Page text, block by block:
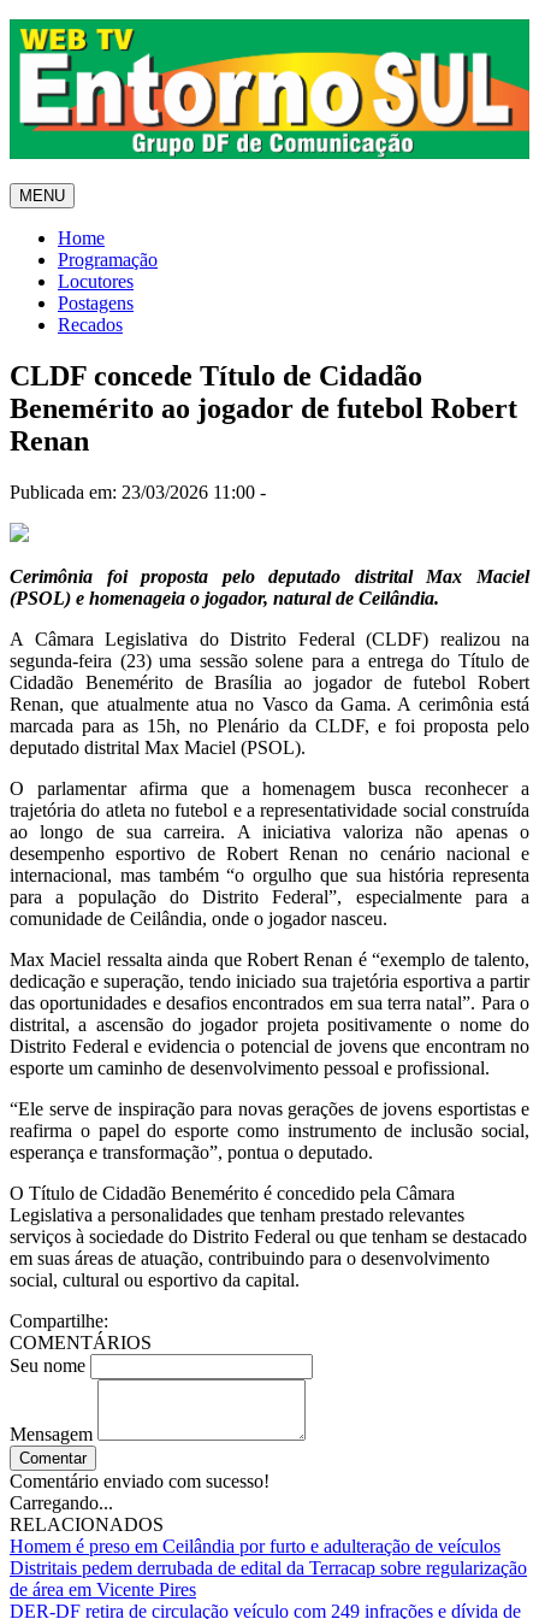
MENU
Home
Programação
Locutores
Postagens
Recados
CLDF concede Título de Cidadão
Benemérito ao jogador de futebol Robert
Renan
Publicada em: 23/03/2026 11:00 -
Cerimônia foi proposta pelo deputado distrital Max Maciel
(PSOL) e homenageia o jogador, natural de Ceilândia.
A Câmara Legislativa do Distrito Federal (CLDF) realizou na
segunda-feira (23) uma sessão solene para a entrega do Título de
Cidadão Benemérito de Brasília ao jogador de futebol Robert
Renan, que atualmente atua no Vasco da Gama. A cerimônia está
marcada para as 15h, no Plenário da CLDF, e foi proposta pelo
deputado distrital Max Maciel (PSOL).
O parlamentar afirma que a homenagem busca reconhecer a
trajetória do atleta no futebol e a representatividade social construída
ao longo de sua carreira. A iniciativa valoriza não apenas o
desempenho esportivo de Robert Renan no cenário nacional e
internacional, mas também “o orgulho que sua história representa
para a população do Distrito Federal”, especialmente para a
comunidade de Ceilândia, onde o jogador nasceu.
Max Maciel ressalta ainda que Robert Renan é “exemplo de talento,
dedicação e superação, tendo iniciado sua trajetória esportiva a partir
das oportunidades e desafios encontrados em sua terra natal”. Para o
distrital, a ascensão do jogador projeta positivamente o nome do
Distrito Federal e evidencia o potencial de jovens que encontram no
esporte um caminho de desenvolvimento pessoal e profissional.
“Ele serve de inspiração para novas gerações de jovens esportistas e
reafirma o papel do esporte como instrumento de inclusão social,
esperança e transformação”, pontua o deputado.
O Título de Cidadão Benemérito é concedido pela Câmara
Legislativa a personalidades que tenham prestado relevantes
serviços à sociedade do Distrito Federal ou que tenham se destacado
em suas áreas de atuação, contribuindo para o desenvolvimento
social, cultural ou esportivo da capital.
Compartilhe:
COMENTÁRIOS
Seu nome
Mensagem
Comentar
Comentário enviado com sucesso!
Carregando...
RELACIONADOS
Homem é preso em Ceilândia por furto e adulteração de veículos
Distritais pedem derrubada de edital da Terracap sobre regularização
de área em Vicente Pires
DER‑DF retira de circulação veículo com 249 infrações e dívida de